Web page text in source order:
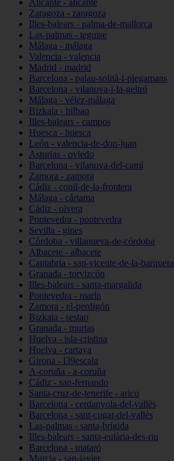
Alicante - alicante
Zaragoza - zaragoza
Illes-balears - palma-de-mallorca
Las-palmas - teguise
Málaga - málaga
Valencia - valencia
Madrid - madrid
Barcelona - palau-solità-i-plegamans
Barcelona - vilanova-i-la-geltrú
Málaga - vélez-málaga
Bizkaia - bilbao
Illes-balears - campos
Huesca - huesca
León - valencia-de-don-juan
Asturias - oviedo
Barcelona - vilanova-del-camí
Zamora - zamora
Cádiz - conil-de-la-frontera
Málaga - cártama
Cádiz - olvera
Pontevedra - pontevedra
Sevilla - gines
Córdoba - villanueva-de-córdoba
Albacete - albacete
Cantabria - san-vicente-de-la-barquera
Granada - torvizcón
Illes-balears - santa-margalida
Pontevedra - marín
Zamora - el-perdigón
Bizkaia - sestao
Granada - murtas
Huelva - isla-cristina
Huelva - cartaya
Girona - l39escala
A-coruña - a-coruña
Cádiz - san-fernando
Santa-cruz-de-tenerife - arico
Barcelona - cerdanyola-del-vallès
Barcelona - sant-cugat-del-vallès
Las-palmas - santa-brígida
Illes-balears - santa-eulària-des-riu
Barcelona - mataró
Murcia - san-javier